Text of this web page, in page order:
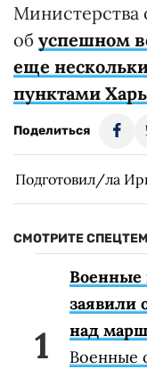
об успешном
еще
пунктами
Поделиться
Подготовил/ла
СМОТРИТЕ
Военные
заявили
над
Военные